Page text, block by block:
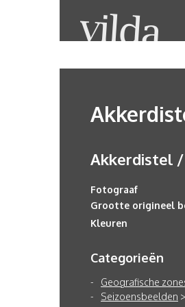
Akkerdistel /
Fotograaf
Grootte origineel
Kleuren
Categorieën
Geografische
Seizoensbeelden >